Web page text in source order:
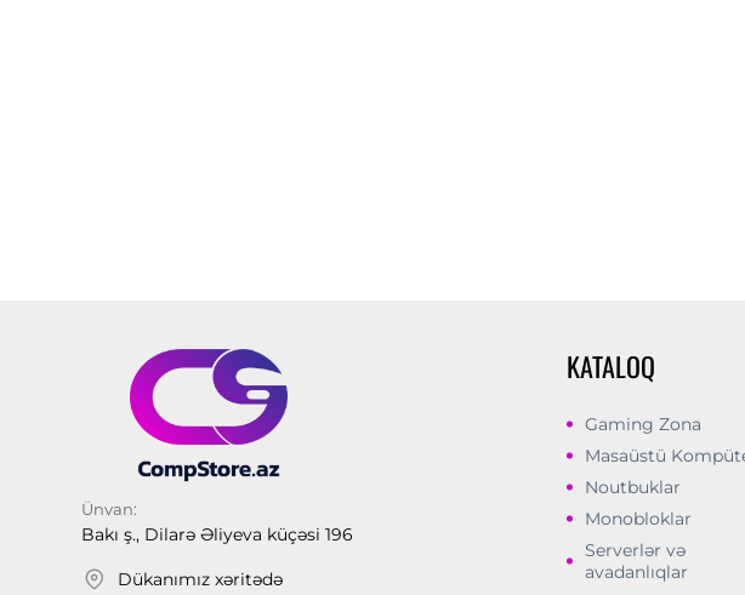
Ünvan:
Bakı ş., Dilarə Əliyeva küçəsi 196
Dükanımız xəritədə
KATALOQ
Gaming Zona
Masaüstü
Noutbuklar
Monobloklar
Serverlər və
avadanlıqlar